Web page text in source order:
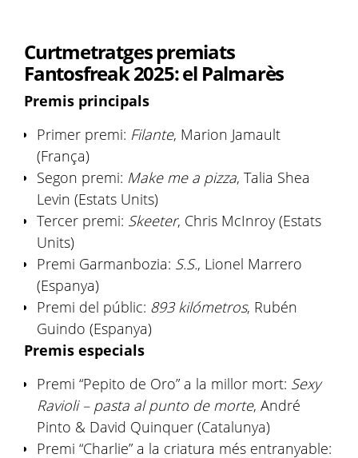
Curtmetratges premiats
Fantosfreak 2025: el Palmarès
Premis principals
Primer premi: Filante, Marion Jamault
(França)
Segon premi: Make me a pizza, Talia Shea
Levin (Estats Units)
Tercer premi: Skeeter, Chris McInroy (Estats
Units)
Premi Garmanbozia: S.S., Lionel Marrero
(Espanya)
Premi del públic: 893 kilómetros, Rubén
Guindo (Espanya)
Premis especials
Premi “Pepito de Oro” a la millor mort: Sexy
Ravioli – pasta al punto de morte, André
Pinto & David Quinquer (Catalunya)
Premi “Charlie” a la criatura més entranyable: